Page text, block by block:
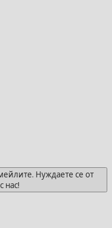
Нуждаете се от
нас!